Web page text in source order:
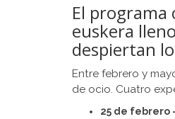
El programa
euskera
despiertan
Entre febrero y
de ocio. Cuatro
25 de febrero